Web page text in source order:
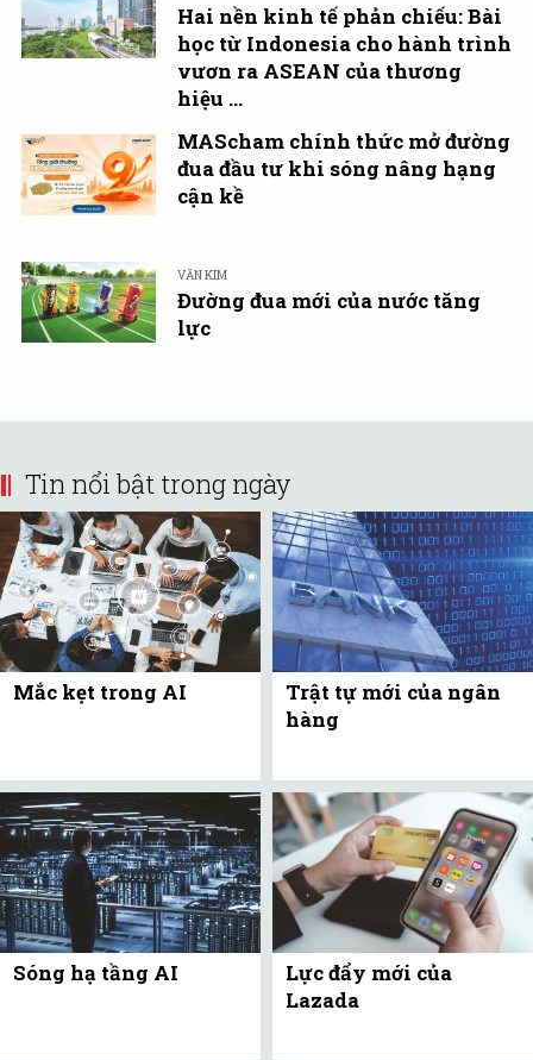
Hai nền kinh tế phản chiếu: Bài
học từ Indonesia cho hành trình
vươn ra ASEAN của thương
hiệu ...
MAScham chính thức mở đường
đua đầu tư khi sóng nâng hạng
cận kề
VĂN KIM
Đường đua mới của nước tăng
lực
Tin nổi bật trong ngày
Mắc kẹt trong AI
Trật tự mới của ngân
hàng
Sóng hạ tầng AI
Lực đẩy mới của
Lazada